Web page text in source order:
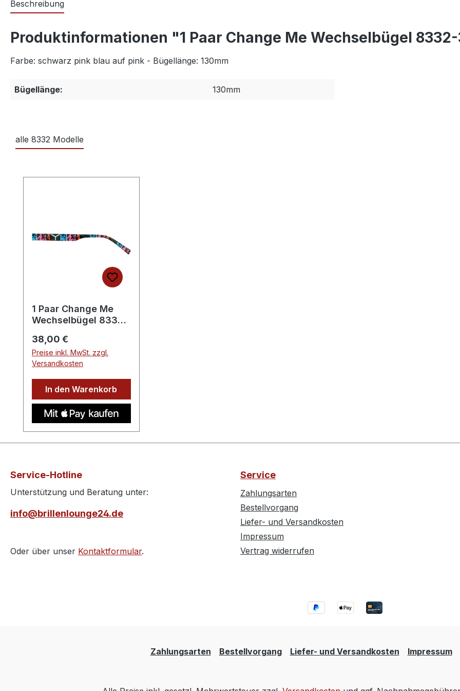
Beschreibung
Produktinformationen "1 Paar Change Me Wechselbügel
Farbe: schwarz pink blau auf pink - Bügellänge: 130mm
Bügellänge: 130mm
alle 8332 Modelle
1 Paar Change Me
Wechselbügel 8332-
Regulärer Preis:
38,00 €
Preise inkl. MwSt. zzgl.
Versandkosten
In den Warenkorb
Service-Hotline
Unterstützung und Beratung unter:
info@brillenlounge24.de
Oder über unser Kontaktformular.
Service
Zahlungsarten
Bestellvorgang
Liefer- und Versandkosten
Impressum
Vertrag widerrufen
Zahlungsarten Bestellvorgang Liefer- und Versandkosten Impressum